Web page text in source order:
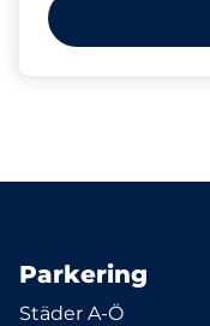
Parkering
Städer A-Ö